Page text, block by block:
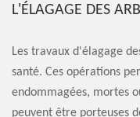
L'ÉLAGAGE DES
Les travaux d'élagage
santé. Ces opérations
endommagées, mortes
peuvent être porteuses